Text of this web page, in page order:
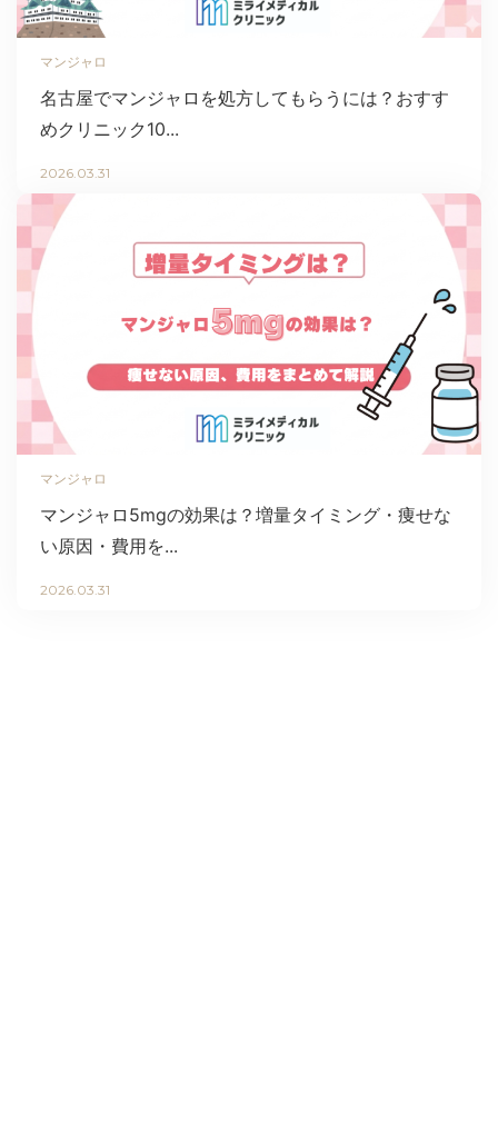
マンジャロ
名古屋でマンジャロを処方してもらうには？おすす
めクリニック10...
2026.03.31
マンジャロ
マンジャロ5mgの効果は？増量タイミング・痩せな
い原因・費用を...
2026.03.31